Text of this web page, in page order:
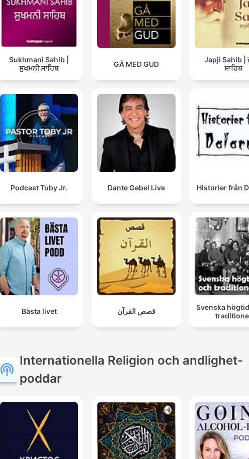
Sukhmani Sahib |
ਸੁਖਮਨੀ ਸਾਹਿਬ
GÅ MED GUD
Japji Sahib |
ਸਾਹਿਬ
Podcast Toby Jr. Dante Gebel Live Historier från
Bästa livet قصص القرآن
Svenska
Internationella Religion och andlighet-
poddar